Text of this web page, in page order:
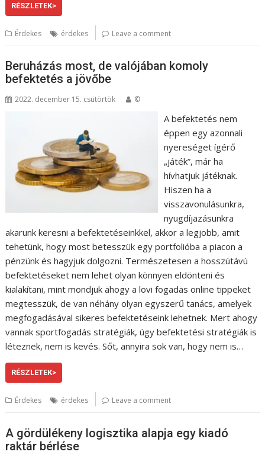
RÉSZLETEK>
Érdekes érdekes Leave a comment
Beruházás most, de valójában komoly
befektetés a jövőbe
2022. december 15. csütörtök ©
A befektetés nem
éppen egy azonnali
nyereséget ígérő
„játék”, már ha
hívhatjuk játéknak.
Hiszen ha a
visszavonulásunkra,
nyugdíjazásunkra
akarunk keresni a befektetéseinkkel, akkor a legjobb, amit
tehetünk, hogy most betesszük egy portfolióba a piacon a
pénzünk és hagyjuk dolgozni. Természetesen a hosszútávú
befektetéseket nem lehet olyan könnyen eldönteni és
kialakítani, mint mondjuk ahogy a lovi fogadas online tippeket
megtesszük, de van néhány olyan egyszerű tanács, amelyek
megfogadásával sikeres befektetéseink lehetnek. Mert ahogy
vannak sportfogadás stratégiák, úgy befektetési stratégiák is
léteznek, nem is kevés. Sőt, annyira sok van, hogy nem is…
RÉSZLETEK>
Érdekes érdekes Leave a comment
A gördülékeny logisztika alapja egy kiadó
raktár bérlése